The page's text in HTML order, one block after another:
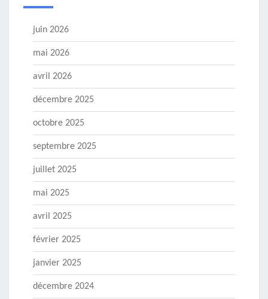
juin 2026
mai 2026
avril 2026
décembre 2025
octobre 2025
septembre 2025
juillet 2025
mai 2025
avril 2025
février 2025
janvier 2025
décembre 2024